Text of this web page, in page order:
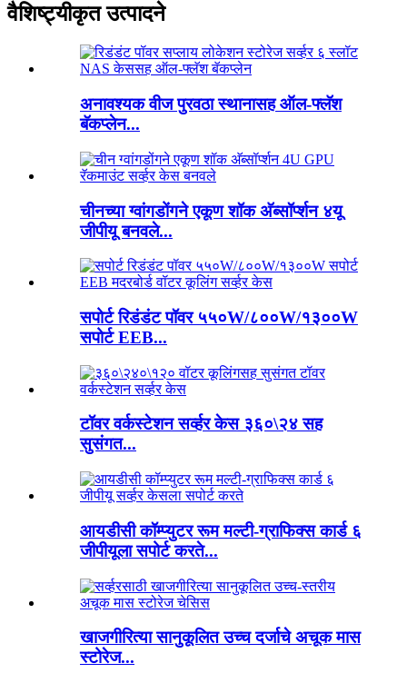
वैशिष्ट्यीकृत उत्पादने
अनावश्यक वीज पुरवठा स्थानासह ऑल-फ्लॅश
बॅकप्लेन...
चीनच्या ग्वांगडोंगने एकूण शॉक अ‍ॅब्सॉर्प्शन ४यू
जीपीयू बनवले...
सपोर्ट रिडंडंट पॉवर ५५०W/८००W/१३००W
सपोर्ट EEB...
टॉवर वर्कस्टेशन सर्व्हर केस ३६०\२४ सह
सुसंगत...
आयडीसी कॉम्प्युटर रूम मल्टी-ग्राफिक्स कार्ड ६
जीपीयूला सपोर्ट करते...
खाजगीरित्या सानुकूलित उच्च दर्जाचे अचूक मास
स्टोरेज...